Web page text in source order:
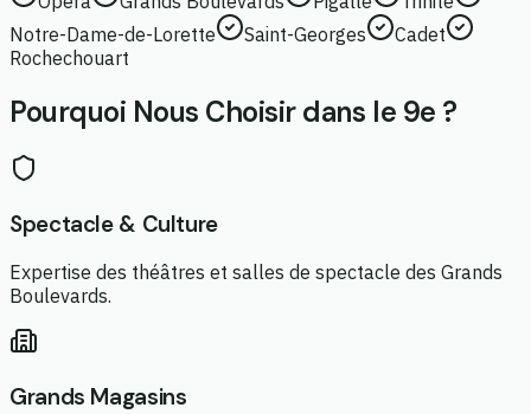
Notre-Dame-de-Lorette
Saint-Georges
Cadet
Rochechouart
Pourquoi Nous Choisir dans le 9e ?
Spectacle & Culture
Expertise des théâtres et salles de spectacle des Grands
Boulevards.
Grands Magasins